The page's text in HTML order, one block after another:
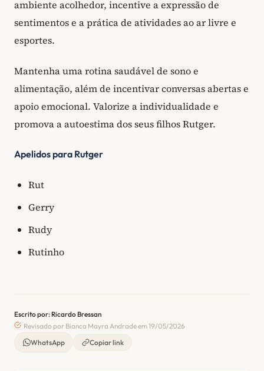
ambiente acolhedor, incentive a expressão de
sentimentos e a prática de atividades ao ar livre e
esportes.
Mantenha uma rotina saudável de sono e
alimentação, além de incentivar conversas abertas e
apoio emocional. Valorize a individualidade e
promova a autoestima dos seus filhos Rutger.
Apelidos para Rutger
Rut
Gerry
Rudy
Rutinho
Escrito por: Ricardo Bressan
Revisado por Bianca Mayra Andrade em 19/05/2026
WhatsApp
Copiar link